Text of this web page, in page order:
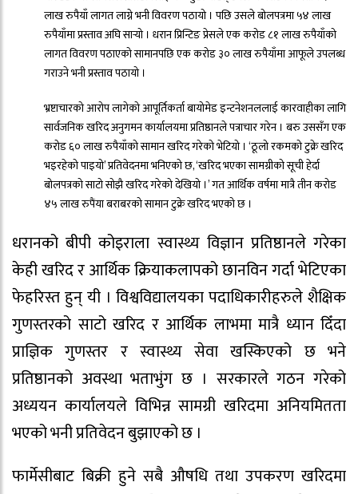
लाख रुपैयाँ लागत लाग्ने भनी विवरण पठायो । पछि उसले बोलपत्रमा ५४ लाख
रुपैयाँमा प्रस्ताव अघि सार्‍यो । धरान प्रिन्टिङ प्रेसले एक करोड ८१ लाख रुपैयाँको
लागत विवरण पठाएको सामानपछि एक करोड ३० लाख रुपैयाँमा आफूले उपलब्ध
गराउने भनी प्रस्ताव पठायो ।
भ्रष्टाचारको आरोप लागेको आपूर्तिकर्ता बायोमेड इन्टनेशनललाई कारवाहीका लागि
सार्वजनिक खरिद अनुगमन कार्यालयमा प्रतिष्ठानले पत्राचार गरेन । बरु उससँग एक
करोड ६० लाख रुपैयाँको सामान खरिद गरेको भेटियो । ‘ठूलो रकमको टुक्रे खरिद
भइरहेको पाइयो’ प्रतिवेदनमा भनिएको छ, ‘खरिद भएका सामग्रीको सूची हेर्दा
बोलपत्रको साटो सोझै खरिद गरेको देखियो ।’ गत आर्थिक वर्षमा मात्रै तीन करोड
४५ लाख रुपैंया बराबरको सामान टुक्रे खरिद भएको छ ।
धरानको बीपी कोइराला स्वास्थ्य विज्ञान प्रतिष्ठानले गरेका
केही खरिद र आर्थिक क्रियाकलापको छानविन गर्दा भेटिएका
फेहरिस्त हुन् यी । विश्वविद्यालयका पदाधिकारीहरुले शैक्षिक
गुणस्तरको साटो खरिद र आर्थिक लाभमा मात्रै ध्यान दिँदा
प्राज्ञिक गुणस्तर र स्वास्थ्य सेवा खस्किएको छ भने
प्रतिष्ठानको अवस्था भताभुंग छ । सरकारले गठन गरेको
अध्ययन कार्यालयले विभिन्न सामग्री खरिदमा अनियमितता
भएको भनी प्रतिवेदन बुझाएको छ ।
फार्मेसीबाट बिक्री हुने सबै औषधि तथा उपकरण खरिदमा